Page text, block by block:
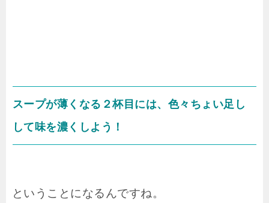
スープが薄くなる２杯目には、色々ちょい足し
して味を濃くしよう！
ということになるんですね。